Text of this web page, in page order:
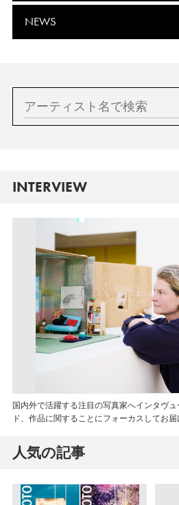
NEWS
INTERVIEW
国内外で活躍する注目の写真家へインタヴ
ド、作品に関することにフォーカスしてお届
人気の記事